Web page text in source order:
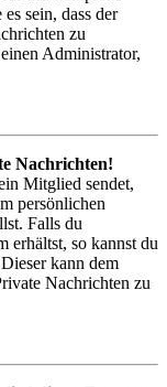
sein, dass der
zu
Administrator,
Nachrichten!
Mitglied sendet,
persönlichen
Falls du
erhältst, so kannst du
kann dem
Nachrichten zu